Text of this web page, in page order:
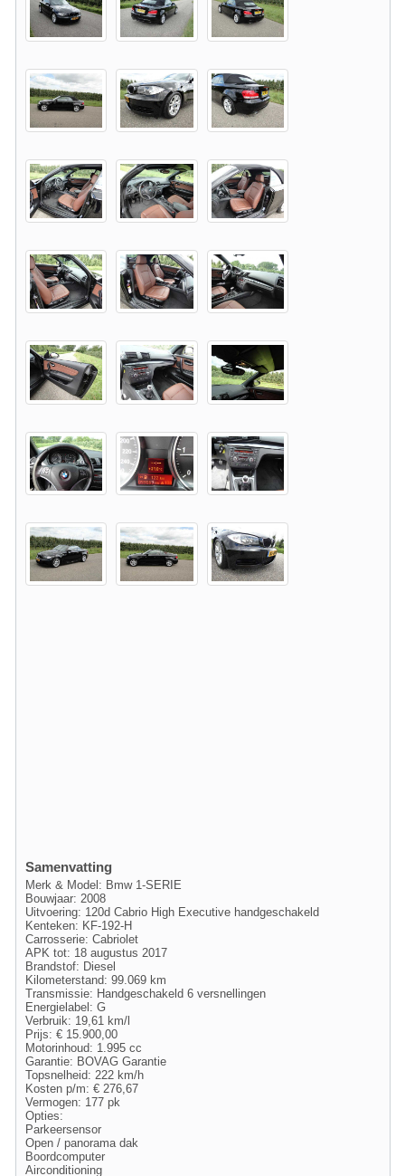
Samenvatting
Merk & Model: Bmw 1-SERIE
Bouwjaar: 2008
Uitvoering: 120d Cabrio High Executive handgeschakeld
Kenteken: KF-192-H
Carrosserie: Cabriolet
APK tot: 18 augustus 2017
Brandstof: Diesel
Kilometerstand: 99.069 km
Transmissie: Handgeschakeld 6 versnellingen
Energielabel: G
Verbruik: 19,61 km/l
Prijs: € 15.900,00
Motorinhoud: 1.995 cc
Garantie: BOVAG Garantie
Topsnelheid: 222 km/h
Kosten p/m: € 276,67
Vermogen: 177 pk
Opties:
Parkeersensor
Open / panorama dak
Boordcomputer
Airconditioning